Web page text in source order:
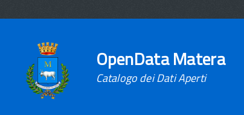
OpenData Matera
Catalogo dei Dati Aperti